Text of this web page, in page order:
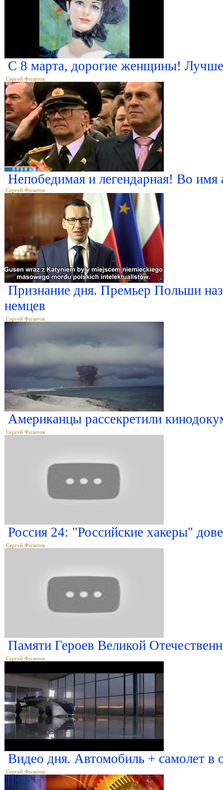
С 8 марта, дорогие женщины!
Сергей Филатов
Непобедимая и легендарная! Во
Сергей Филатов
Признание дня. Премьер Польши
немцев
Сергей Филатов
Американцы рассекретили
Сергей Филатов
Россия 24: "Российские хакеры"
Сергей Филатов
Памяти Героев Великой
Сергей Филатов
Видео дня. Автомобиль + самолет
Сергей Филатов